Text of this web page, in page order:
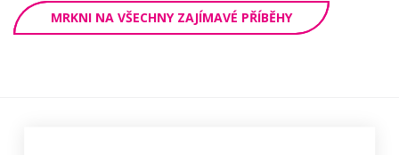
MRKNI NA VŠECHNY ZAJÍMAVÉ PŘÍBĚHY